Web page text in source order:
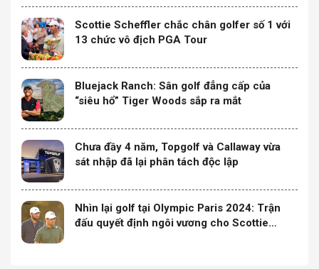
Scottie Scheffler chắc chân golfer số 1 với
13 chức vô địch PGA Tour
Bluejack Ranch: Sân golf đẳng cấp của
“siêu hổ” Tiger Woods sắp ra mắt
Chưa đầy 4 năm, Topgolf và Callaway vừa
sát nhập đã lại phân tách độc lập
Nhìn lại golf tại Olympic Paris 2024: Trận
đấu quyết định ngôi vương cho Scottie